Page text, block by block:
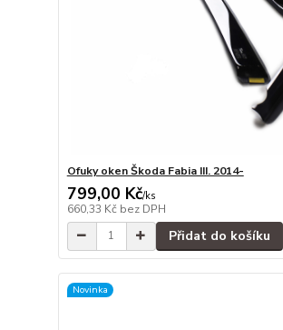
Ofuky oken Škoda Fabia III. 2014-
799,00 Kč/ks
660,33 Kč bez DPH
Přidat do košíku
Novinka